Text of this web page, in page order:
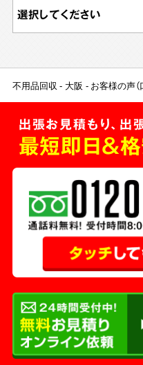
不用品回収 大阪 お客様の声（
出張お見積もり、
最短即日＆